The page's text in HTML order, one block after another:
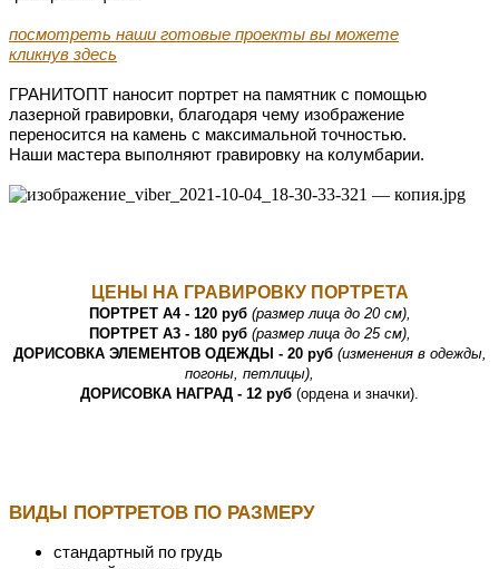
посмотреть наши готовые проекты вы можете
кликнув здесь
ГРАНИТОПТ наносит портрет на памятник с помощью
лазерной гравировки, благодаря чему изображение
переносится на камень с максимальной точностью.
Наши мастера выполняют гравировку на колумбарии.
ЦЕНЫ НА ГРАВИРОВКУ ПОРТРЕТА
ПОРТРЕТ А4 - 120 руб (размер лица до 20 см),
ПОРТРЕТ А3 - 180 руб (размер лица до 25 см),
ДОРИСОВКА ЭЛЕМЕНТОВ ОДЕЖДЫ - 20 руб (изменения в одежды,
погоны, петлицы),
ДОРИСОВКА НАГРАД - 12 руб (ордена и значки).
ВИДЫ ПОРТРЕТОВ ПО РАЗМЕРУ
стандартный по грудь